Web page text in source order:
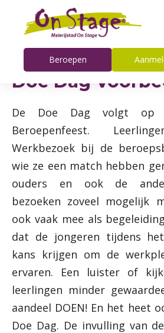
Beroepen
Doe Dag
De Doe Dag volgt op
Beroepenfeest.
Werkbezoek bij de
wie ze een match hebben
ouders en ook de
bezoeken zoveel mogelijk
ook vaak mee als
dat de jongeren tijdens
kans krijgen om de
ervaren. Een luister of
leerlingen minder
aandeel DOEN! En het heet
Doe Dag. De invulling van